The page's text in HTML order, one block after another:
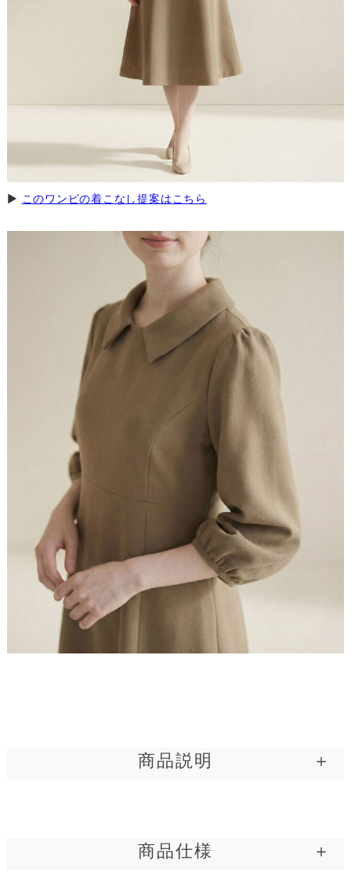
平均さん 長身さん
149cm / 43kg / B81 / W60 通常：SS/S
骨格タイプ：ウェーブ
（華奢で柔らかなライン）
着用サイズ：36(SS)
着丈：ふくらはぎ下位置程度
バスト周り：余裕がある
ウェスト周り：余裕がある
私が着ると、ふくらはぎの中間より少し下あたりに落ち着くミ
モレ丈になって、重くならずすっきりした印象でした。
ウェーブ特有の華奢さに寄り添ってくれるAラインで、締め付け
はなく、本当に楽に着られます。
背が低めの私でも“きちんと感”が自然に整うのが嬉しいポイント
※あくまで参考コメントのため、必ず［実寸値］をご確認ください。
▽ より映えるのはこのタイプ ▽
［ イエベ春（スプリング）さん ］
色を自然に引き立てます。
まろやかで軽やかな色味が、イエベ春さん特有の透明
全体の柔らかい雰囲気が、イエベ春タイプさんの“軽や
かで愛らしい印象”をより魅力的に見せます。
上品襟 × ぽわん袖
きれい魅せワンピース
ほっそり叶える 優雅袖
レジーナならではの優しいぽわん袖。二の腕から手首
までの「ほっそり」を叶え、優雅なスタイルへと導き
ます。お食事会やご旅行など、どんなシーンでも美し
く映える細見せワンピースです。
貴女に気品を漂わせてくれます。
じる。それはきれいめスタイルとは思えないほどの着
19.5
610g 700g
ポリエステル71%
レーヨン24%
ポリウレタン5％
ポリエステル100%
なし
あり
中国
<Attention>
・サイズは、当店平置き実寸サイズとなります。
・製造工程上／生地の特性上、サイズ表記には
(1〜2cm程度)
が生じる場合がございます。
・お洋服の測り方については
をご覧下さい。
・タンブラー乾燥はお避け下さい。
・サイズでお悩みの方はお気軽にお問い合わせくださいま
［お問い合わせ先：レジーナ カスタマーセンター］
Mail：
shop@reginarisurre.com
▶ このワンピの着こなし提案はこちら
商品説明
な立体感が気になるラインを自然に包み、優雅な印象へ導きます。
商品仕様